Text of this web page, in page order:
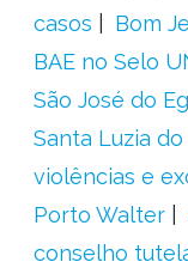
casos
Bom
BAE no Selo
São José do
Santa Luzia do
violências e
Porto Walter
conselho